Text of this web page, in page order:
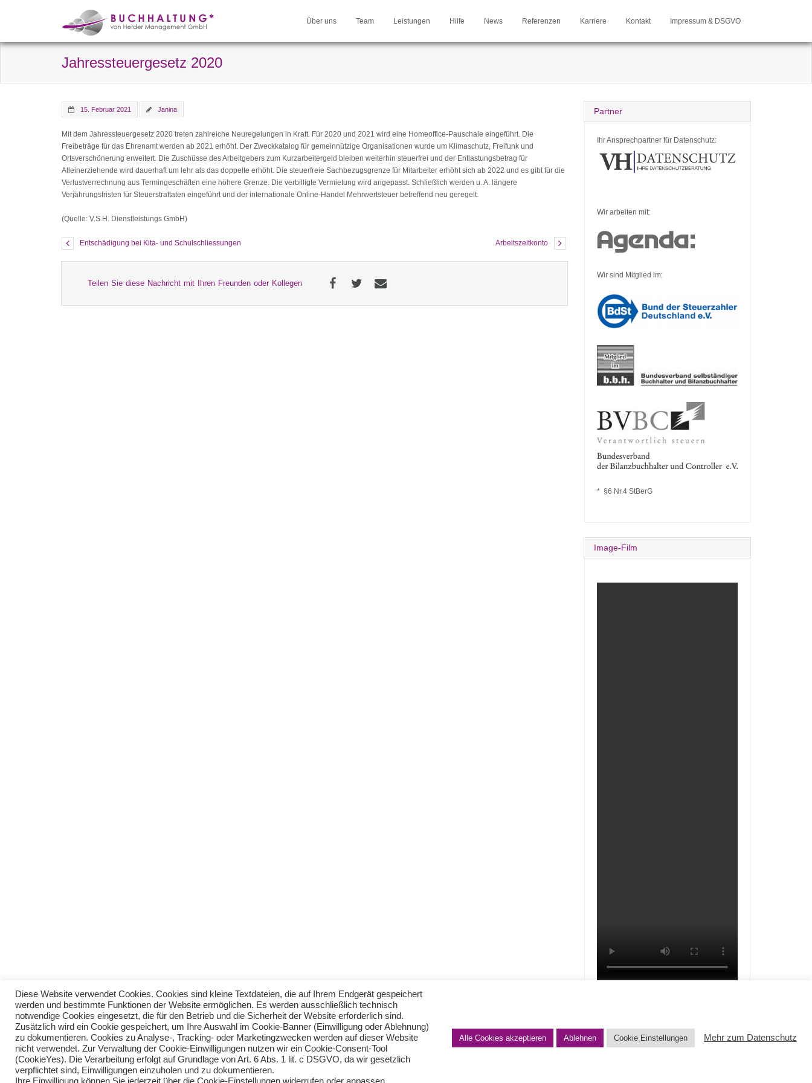
Über uns Team Leistungen Hilfe News Referenzen Karriere Kontakt Impressum & DSGVO
Jahressteuergesetz 2020
15. Februar 2021 Janina
Mit dem Jahressteuergesetz 2020 treten zahlreiche Neuregelungen in Kraft. Für 2020 und 2021 wird eine Homeoffice-Pauschale eingeführt. Die
Freibeträge für das Ehrenamt werden ab 2021 erhöht. Der Zweckkatalog für gemeinnützige Organisationen wurde um Klimaschutz, Freifunk und
Ortsverschönerung erweitert. Die Zuschüsse des Arbeitgebers zum Kurzarbeitergeld bleiben weiterhin steuerfrei und der Entlastungsbetrag für
Alleinerziehende wird dauerhaft um lehr als das doppelte erhöht. Die steuerfreie Sachbezugsgrenze für Mitarbeiter erhöht sich ab 2022 und es gibt für die
Verlustverrechnung aus Termingeschäften eine höhere Grenze. Die verbilligte Vermietung wird angepasst. Schließlich werden u. A. längere
Verjährungsfristen für Steuerstraftaten eingeführt und der internationale Online-Handel Mehrwertsteuer betreffend neu geregelt.
(Quelle: V.S.H. Dienstleistungs GmbH)
Entschädigung bei Kita- und Schulschliessungen Arbeitszeitkonto
Teilen Sie diese Nachricht mit Ihren Freunden oder Kollegen
Partner
Ihr Ansprechpartner für Datenschutz:
Wir arbeiten mit:
Wir sind Mitglied im:
* §6 Nr.4 StBerG
Image-Film
Impressum Haftungsausschluss Datenschutzerklärung nach DSGVO
© von Herder Management GmbH 2024 I * § 6 Nr.4 StBerG
Diese Website verwendet Cookies. Cookies sind kleine Textdateien, die auf Ihrem Endgerät gespeichert
werden und bestimmte Funktionen der Website ermöglichen. Es werden ausschließlich technisch
notwendige Cookies eingesetzt, die für den Betrieb und die Sicherheit der Website erforderlich sind.
Zusätzlich wird ein Cookie gespeichert, um Ihre Auswahl im Cookie-Banner (Einwilligung oder Ablehnung)
zu dokumentieren. Cookies zu Analyse-, Tracking- oder Marketingzwecken werden auf dieser Website
nicht verwendet. Zur Verwaltung der Cookie-Einwilligungen nutzen wir ein Cookie-Consent-Tool
(CookieYes). Die Verarbeitung erfolgt auf Grundlage von Art. 6 Abs. 1 lit. c DSGVO, da wir gesetzlich
verpflichtet sind, Einwilligungen einzuholen und zu dokumentieren.
Alle Cookies akzeptieren Ablehnen Cookie Einstellungen Mehr zum Datenschutz